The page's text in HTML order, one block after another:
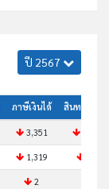
ปี 2567
ภาษีเงินได้ สินทรัพย์ร
3,351
1,319
2